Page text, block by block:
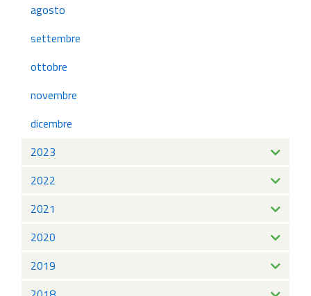
agosto
settembre
ottobre
novembre
dicembre
2023
2022
2021
2020
2019